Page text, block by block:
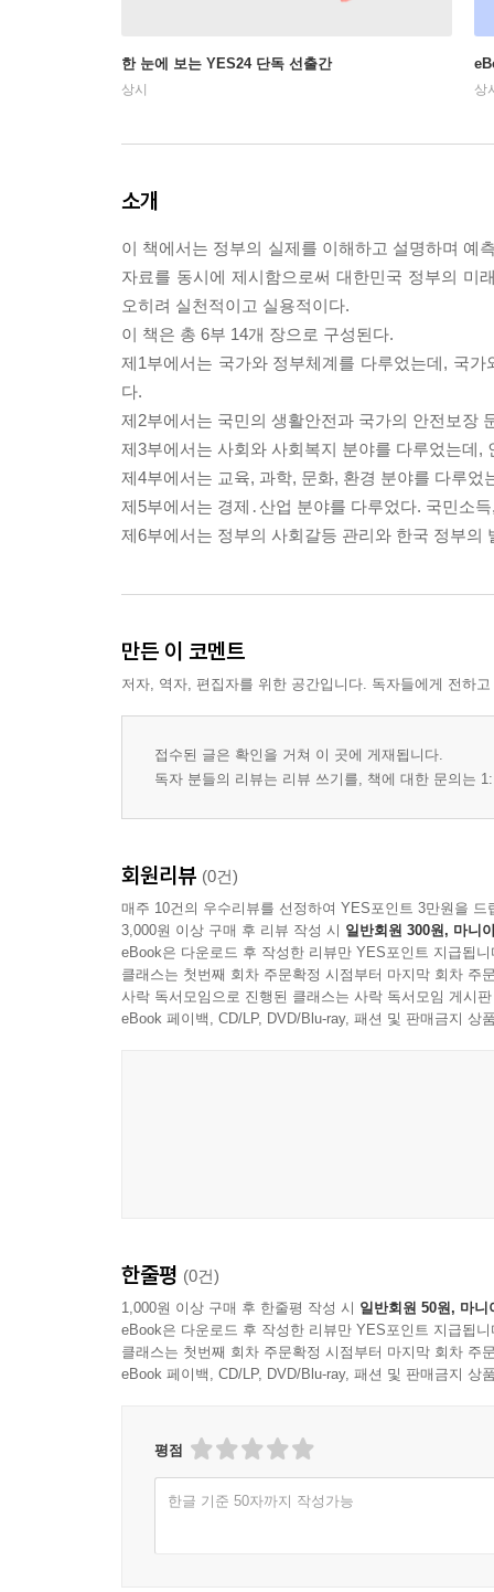
한 눈에 보는 YES24 단독 선출간
상시 상
소개
이 책에서는 정부의 실제를 이해하고 설명하며 예
자료를 동시에 제시함으로써 대한민국 정부의 미
오히려 실천적이고 실용적이다.
이 책은 총 6부 14개 장으로 구성된다.
제1부에서는 국가와 정부체계를 다루었는데, 국
다.
제2부에서는 국민의 생활안전과 국가의 안전보장
제3부에서는 사회와 사회복지 분야를 다루었는데
제4부에서는 교육, 과학, 문화, 환경 분야를 다루
제5부에서는 경제․산업 분야를 다루었다. 국민소
제6부에서는 정부의 사회갈등 관리와 한국 정부의
만든 이 코멘트
저자, 역자, 편집자를 위한 공간입니다. 독자들에게 전하
접수된 글은 확인을 거쳐 이 곳에 게재됩니다.
독자 분들의 리뷰는 리뷰 쓰기를, 책에 대한 문의는
회원리뷰 (0건)
매주 10건의 우수리뷰를 선정하여 YES포인트 3만원을 드
3,000원 이상 구매 후 리뷰 작성 시 일반회원 300원, 마니
eBook은 다운로드 후 작성한 리뷰만 YES포인트 지급됩니
클래스는 첫번째 회차 주문확정 시점부터 마지막 회차 주
사락 독서모임으로 진행된 클래스는 사락 독서모임 게시
eBook 페이백, CD/LP, DVD/Blu-ray, 패션 및 판매금지 상
한줄평 (0건)
1,000원 이상 구매 후 한줄평 작성 시 일반회원 50원, 마니
eBook은 다운로드 후 작성한 리뷰만 YES포인트 지급됩니
클래스는 첫번째 회차 주문확정 시점부터 마지막 회차 주
eBook 페이백, CD/LP, DVD/Blu-ray, 패션 및 판매금지 상
평점
한글 기준 50자까지 작성가능